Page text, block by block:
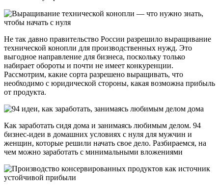
Не так давно правительство России разрешило выращивание
технической конопли для производственных нужд. Это
выгодное направление для бизнеса, поскольку только
набирает обороты и почти не имеет конкуренции.
Рассмотрим, какие сорта разрешено выращивать, что
необходимо с юридической стороны, какая возможна прибыль
от продукта.
Как заработать сидя дома и занимаясь любимым делом. 94
бизнес-идеи в домашних условиях с нуля для мужчин и
женщин, которые решили начать свое дело. Разбираемся, на
чем можно заработать с минимальными вложениями